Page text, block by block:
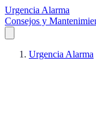
Urgencia Alarma
Consejos y
Urgencia Alarma